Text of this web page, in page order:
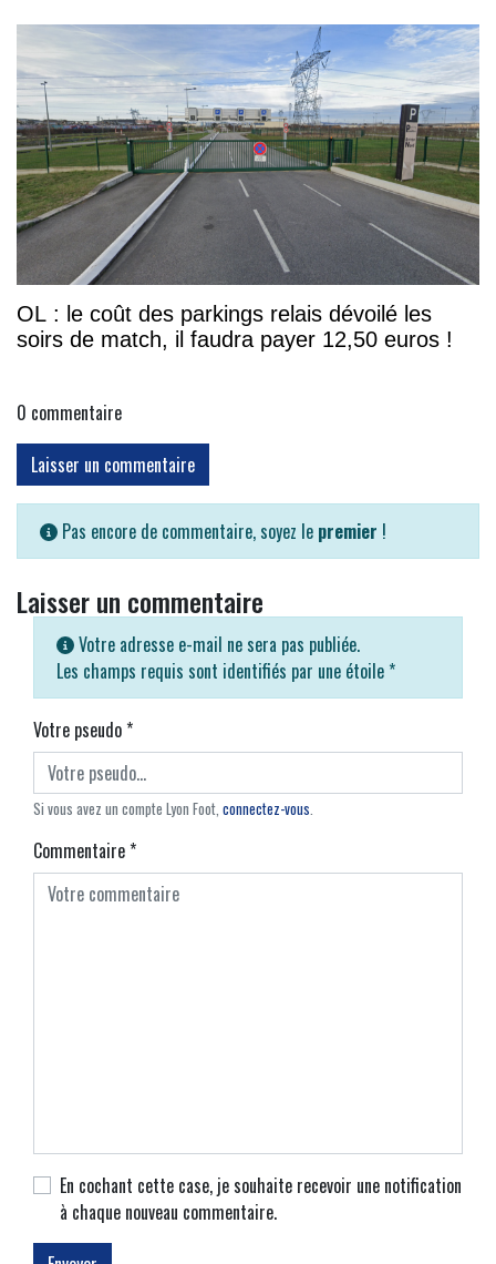
OL : le coût des parkings relais dévoilé les
soirs de match, il faudra payer 12,50 euros !
0 commentaire
Laisser un commentaire
Pas encore de commentaire, soyez le premier !
Laisser un commentaire
Votre adresse e-mail ne sera pas publiée.
Les champs requis sont identifiés par une étoile *
Votre pseudo*
Si vous avez un compte Lyon Foot, connectez-vous.
Commentaire*
En cochant cette case, je souhaite recevoir une notification
à chaque nouveau commentaire.